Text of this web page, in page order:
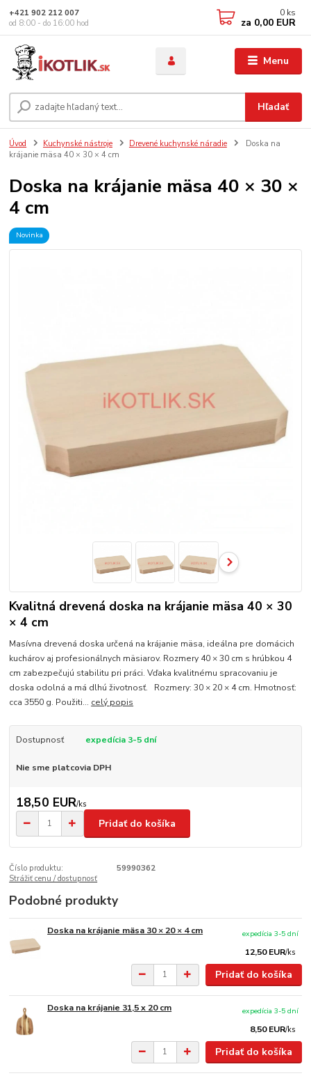
Menu
Hľadať
+421 902 212 007
od 8:00 - do 16:00 hod
0 ks
za 0,00 EUR
Úvod Kuchynské nástroje Drevené kuchynské náradie
Doska na
krájanie mäsa 40 × 30 × 4 cm
Doska na krájanie mäsa 40 × 30 ×
4 cm
Novinka
Kvalitná drevená doska na krájanie mäsa 40 × 30
× 4 cm
Masívna drevená doska určená na krájanie mäsa, ideálna pre domácich
kuchárov aj profesionálnych mäsiarov. Rozmery 40 × 30 cm s hrúbkou 4
cm zabezpečujú stabilitu pri práci. Vďaka kvalitnému spracovaniu je
doska odolná a má dlhú životnosť. Rozmery: 30 × 20 × 4 cm. Hmotnosť:
cca 3550 g. Použiti... celý popis
Dostupnosť expedícia 3-5 dní
Nie sme platcovia DPH
18,50 EUR/ks
Pridať do košíka
Číslo produktu:
59990362
Strážiť cenu / dostupnosť
Podobné produkty
Doska na krájanie mäsa 30 × 20 × 4 cm
12,50 EUR/ks
expedícia 3-5 dní
Pridať do košíka
Doska na krájanie 31,5 x 20 cm
8,50 EUR/ks
expedícia 3-5 dní
Pridať do košíka